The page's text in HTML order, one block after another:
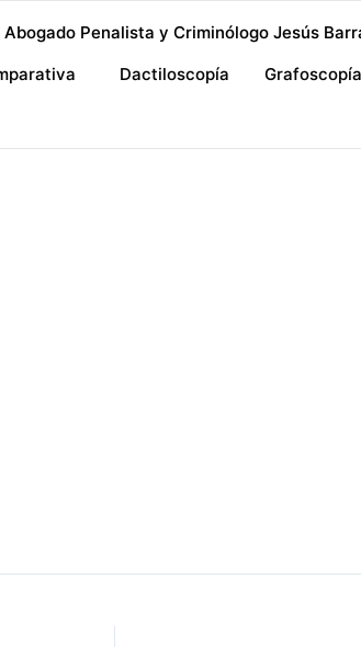
Abogado Penalista y Criminólogo Jesús
Dactiloscopía Grafoscopía